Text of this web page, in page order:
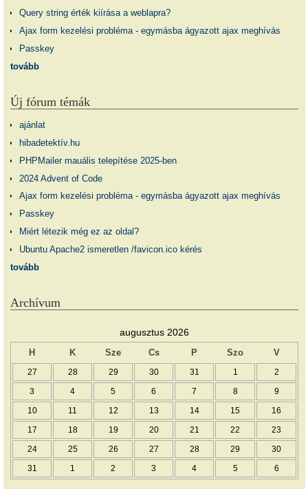
Query string érték kiírása a weblapra?
Ajax form kezelési probléma - egymásba ágyazott ajax meghívás
Passkey
tovább
Új fórum témák
ajánlat
hibadetektív.hu
PHPMailer mauális telepítése 2025-ben
2024 Advent of Code
Ajax form kezelési probléma - egymásba ágyazott ajax meghívás
Passkey
Miért létezik még ez az oldal?
Ubuntu Apache2 ismeretlen /favicon.ico kérés
tovább
Archívum
augusztus 2026
H K Sze Cs P Szo V
27 28 29 30 31 1 2
3 4 5 6 7 8 9
10 11 12 13 14 15 16
17 18 19 20 21 22 23
24 25 26 27 28 29 30
31 1 2 3 4 5 6